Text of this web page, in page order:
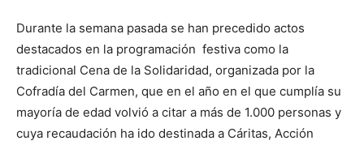
Durante la semana pasada se han precedido actos
destacados en la programación festiva como la
tradicional Cena de la Solidaridad, organizada por la
Cofradía del Carmen, que en el año en el que cumplía su
mayoría de edad volvió a citar a más de 1.000 personas y
cuya recaudación ha ido destinada a Cáritas, Acción